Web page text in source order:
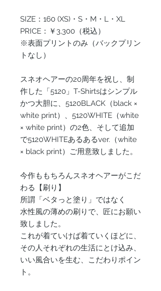
SIZE：160 (XS)・S・M・L・XL
PRICE：￥3,300（税込）
※表面プリントのみ（バックプリン
トなし）
スネオヘアーの20周年を祝し、制
作した「5120」T-Shirtsはシンプル
かつ大胆に、5120BLACK（black ×
white print）、5120WHITE（white
× white print）の2色、そして追加
で5120WHITEあるあるver.（white
× black print）ご用意致しました。
今作ももちろんスネオヘアーがこだ
わる【刷り】
所謂「ベタっと塗り」ではなく
水性風の薄めの刷りで、匠にお願い
致しました。
これが着ていけば着ていくほどに、
その人それぞれの生活にとけ込み、
いい風合いを生む、こだわりポイン
ト。